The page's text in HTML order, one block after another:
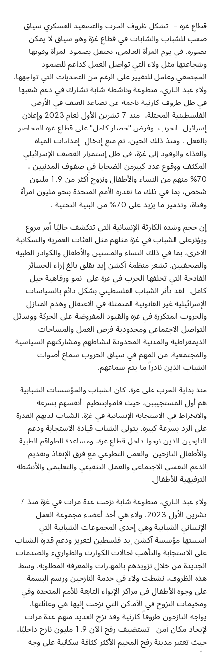
قطاع غزة – تشكل ظروف الحرب والتصعيد العسكري سياق
صعب للشباب والشابات في قطاع غزة وهو سياق لا يمكن
تصوره. في يوم المرأة العالمي، نحتفل بصمود المرأة وقوتها
وشجاعتها مثل ولاء التي تواصل العمل كداعم للصمود
المجتمعي وعامل للتغيير على الرغم من التحديات التي تواجهها.
ولاء عبد الباري، متطوعة وناشطة شابة تشارك في دعم شعبها
في ظل ظروف كارثية ناجمة عن تصاعد العنف في الأرض
الفلسطينية المحتلة، منذ 7 تشرين الأول لعام 2023 وإعلان
إسرائيل الحرب وفرض "حصار كامل" على قطاع غزة المحاصر
بالفعل . ومنذ ذلك الحين، تم منع إدخال إمدادات المياه
والغذاء والوقود إلى غزة، في ظل إستمرار القصف الإسرائيلي
المكثف ووقوع عدد كبيرمن الضحايا في صفوف المدنيين ،
70% منهم من النساء والأطفال ونزوح أكثر من 1.9 مليون
شخص، بما في ذلك ما تقدره الأمم المتحدة بنحو مليون امرأة
وفتاة، وتدمير ما يزيد على 70% من البنية التحتية .
إن حجم وشدة الكارثة الإنسانية التي تتكشف حاليًا أمر مروع
ويؤثرعلى الشباب في غزة مثلهم مثل الفئات العمرية والسكانية
الاخرى، بما في ذلك النساء والمسنين والأطفال والكوادر الطبية
والصحفيين. تشعر منظمة أكشن إيد بقلق بالغ إزاء الخسائر
الفادحة التي تخلفها الحرب في غزة على نمو ورفاهية جيل
كامل. لقد تأثر الشباب الفلسطيني بشكل دائم بالسياسات
الإسرائيلية غير القانونية المتمثلة في الاعتقال وهدم المنازل
والحروب المتكررة في غزة والقيود المفروضة على الحركة ووسائل
التواصل الاجتماعي ومحدودية فرص العمل والمساحات
الديمقراطية والمدنية المحدودة لنشاطهم ومشاركتهم السياسية
والمجتمعية. من المهم في سياق الحروب سماع أصوات
الشباب الذين نادراً ما يتم سماعهم.
منذ بداية الحرب على غزة، كان الشباب والمؤسسات الشبابية
هم أول المستجيبين، حيث قاموابتنظيم أنفسهم بسرعة
والانخراط في الاستجابة الإنسانية في غزة. الشباب لديهم القدرة
على الرد بسرعة كبيرة. يتولى الشباب قيادة الاستجابة ودعم
النازحين الذين نزحوا داخل قطاع غزة، ومساعدة الطواقم الطبية
والأطفال النازحين والعمل التطوعي مع فرق الإنقاذ وتقديم
الدعم النفسي الاجتماعي والعمل التثقيفي والتعليمي والأنشطة
الترفيهية للأطفال.
ولاء عبد الباري، متطوعة شابة نزحت عدة مرات في غزة منذ 7
تشرين الأول 2023. ولاء هي أحد أعضاء مجموعة العمل
الإنساني الشبابية وهي إحدى المجموعات الشبابية التي
اسستها مؤسسة آكشن إيد فلسطين لتعزيز ودعم قدرة الشباب
على الاستجابة والتأهب لحالات الكوارث والطواريء والصدمات
الجديدة من خلال تزويدهم بالمهارات والمعرفة المطلوبة. وسط
هذه الظروف، نشطت ولاء في خدمة النازحين ورسم البسمة
على وجوه الأطفال في مراكز الإيواء التابعة للأمم المتحدة وفي
ومخيمات النزوح في الأماكن التي نزحت إليها هي وعائلتها.
يواجه النازحون ظروفاً كارثية وقد نزح العديد منهم عدة مرات
لإيجاد مكان آمن . تستضيف رفح الآن 1.9 مليون نازح داخليًا،
حيث تعتبر مدينة رفح المخيم الأكثر كثافة سكانية على وجه